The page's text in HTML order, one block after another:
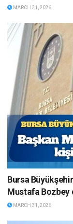
MARCH 31, 2026
Bursa
Mustafa Bozbey
MARCH 31, 2026